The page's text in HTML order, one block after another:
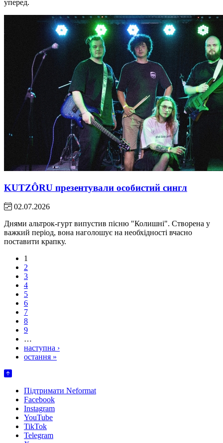
уперед.
KUTZÔRU презентували особистий сингл
02.07.2026
Днями альтрок-гурт випустив пісню "Колишні". Створена у
важкий період, вона наголошує на необхідності вчасно
поставити крапку.
1
2
3
4
5
6
7
8
9
…
наступна ›
остання »
Підтримати Neformat
Facebook
Instagram
YouTube
TikTok
Telegram